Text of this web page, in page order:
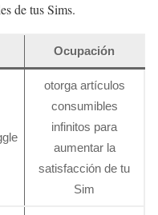
de tus Sims.
Ocupación
otorga artículos
consumibles
infinitos para
aumentar la
satisfacción de tu
Sim